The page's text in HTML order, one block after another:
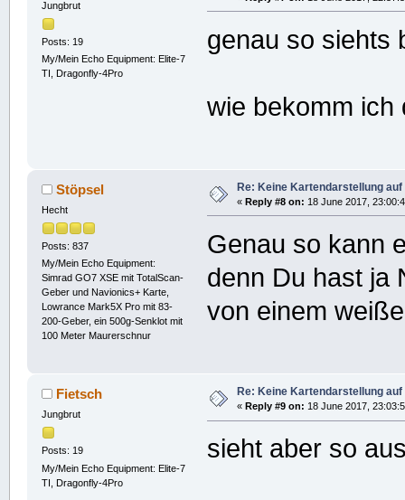
Jungbrut
Posts: 19
My/Mein Echo Equipment: Elite-7
TI, Dragonfly-4Pro
genau so siehts
wie bekomm ich
Stöpsel
Hecht
Posts: 837
My/Mein Echo Equipment:
Simrad GO7 XSE mit TotalScan-
Geber und Navionics+ Karte,
Lowrance Mark5X Pro mit 83-
200-Geber, ein 500g-Senklot mit
100 Meter Maurerschnur
Re: Keine Kartendarstellung
« Reply #8 on: 18 June 2017,
Genau so kann
denn Du hast ja
von einem
Fietsch
Jungbrut
Posts: 19
My/Mein Echo Equipment: Elite-7
TI, Dragonfly-4Pro
Re: Keine Kartendarstellung
« Reply #9 on: 18 June 2017,
sieht aber so